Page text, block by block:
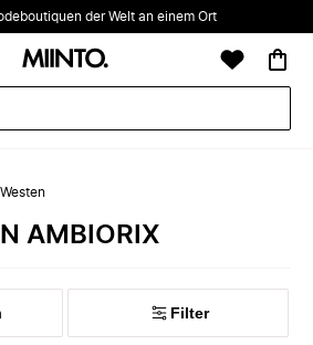
der Welt an einem Ort
Westen
AMBIORIX
Filter